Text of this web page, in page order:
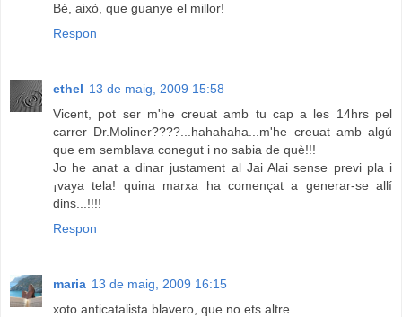
Bé, això, que guanye el millor!
Respon
ethel 13 de maig, 2009 15:58
Vicent, pot ser m'he creuat amb tu cap a les 14hrs pel
carrer Dr.Moliner????...hahahaha...m'he creuat amb algú
que em semblava conegut i no sabia de què!!!
Jo he anat a dinar justament al Jai Alai sense previ pla i
¡vaya tela! quina marxa ha començat a generar-se allí
dins...!!!!
Respon
maria 13 de maig, 2009 16:15
xoto anticatalista blavero, que no ets altre...